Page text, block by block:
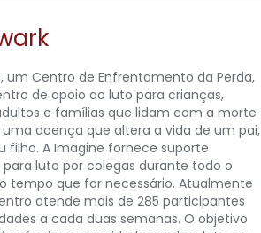
um Centro de Enfrentamento da Perda,
de apoio ao luto para crianças,
e famílias que lidam com a morte
doença que altera a vida de um pai,
filho. A Imagine fornece suporte
luto por colegas durante todo o
tempo que for necessário. Atualmente
atende mais de 285 participantes
a cada duas semanas. O objetivo